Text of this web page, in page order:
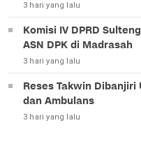
3 hari yang lalu
Komisi IV DPRD
ASN DPK di Madrasah
3 hari yang lalu
Reses Takwin
dan Ambulans
3 hari yang lalu